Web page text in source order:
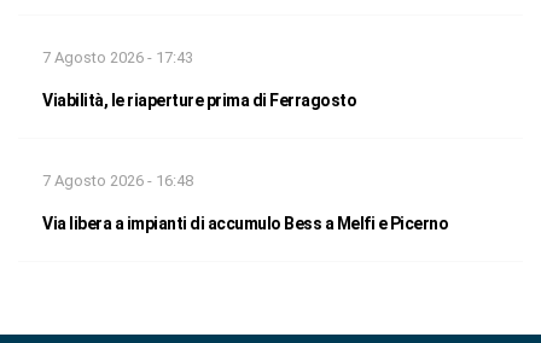
7 Agosto 2026 - 17:43
Viabilità, le riaperture prima di Ferragosto
7 Agosto 2026 - 16:48
Via libera a impianti di accumulo Bess a Melfi e Picerno